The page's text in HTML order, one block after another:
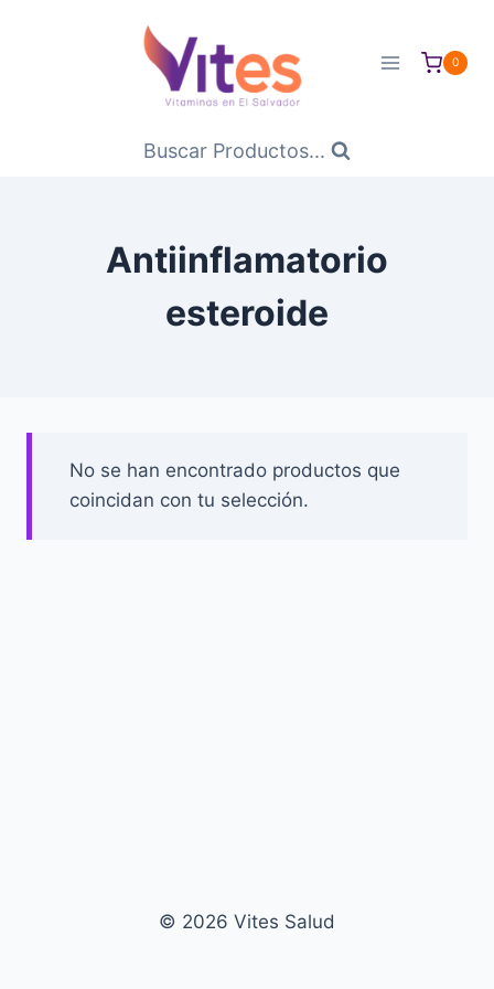
0
Buscar Productos...
Antiinflamatorio
esteroide
No se han encontrado productos que
coincidan con tu selección.
© 2026 Vites Salud